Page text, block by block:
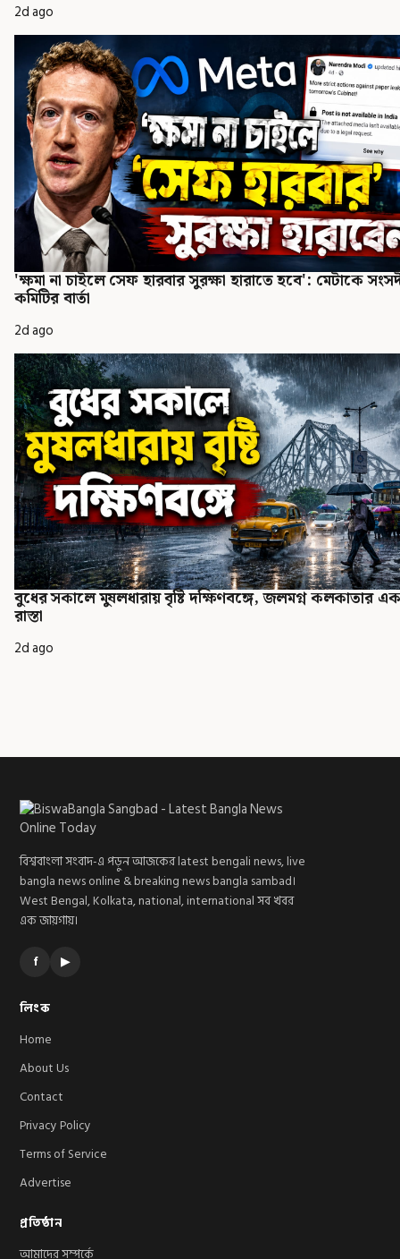
2d ago
'ক্ষমা না চাইলে সেফ হারবার সুরক্ষা হারাতে হবে': মেটাকে
কমিটির বার্তা
2d ago
বুধের সকালে মুষলধারায় বৃষ্টি দক্ষিণবঙ্গে, জলমগ্ন কলকাতার
রাস্তা
2d ago
বিশ্ববাংলা সংবাদ-এ পড়ুন আজকের latest bengali news, live
bangla news online & breaking news bangla sambad।
West Bengal, Kolkata, national, international সব খবর
এক জায়গায়।
f ▶
লিংক
Home
About Us
Contact
Privacy Policy
Terms of Service
Advertise
প্রতিষ্ঠান
আমাদের সম্পর্কে